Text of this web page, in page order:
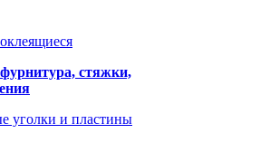
стяжки,
уголки и пластины